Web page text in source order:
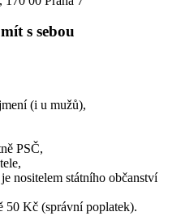
s sebou
(i u mužů),
PSČ,
nositelem státního občanství
50 Kč (správní poplatek).